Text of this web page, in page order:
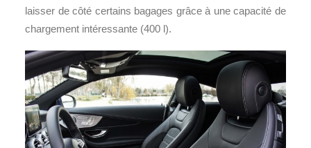
laisser de côté certains bagages grâce à une capacité de
chargement intéressante (400 l).